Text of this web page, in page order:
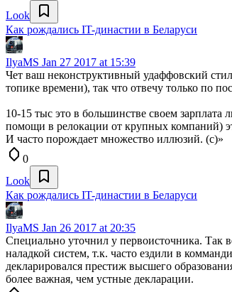
Look
Как рождались IT-династии в Беларуси
IlyaMS Jan 27 2017 at 15:39
Чет ваш неконструктивный удаффовский
топике времени), так что отвечу только по
10-15 тыс это в большинстве своем
помощи в релокации от крупных компаний)
И часто порождает множество иллюзий. (с)»
0
Look
Как рождались IT-династии в Беларуси
IlyaMS Jan 26 2017 at 20:35
Специально уточнил у первоисточника. Так
наладкой систем, т.к. часто ездили в
декларировался престиж высшего
более важная, чем устные декларации.